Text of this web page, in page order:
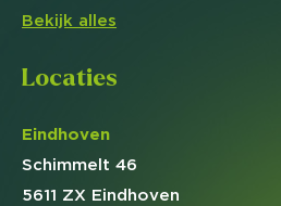
Bekijk alles
Locaties
Eindhoven
Schimmelt 46
5611 ZX Eindhoven